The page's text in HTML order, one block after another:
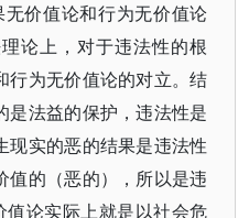
价值论和行为无价值论
论上，对于违法性的根
行为无价值论的对立。结
是法益的保护，违法性是
现实的恶的结果是违法性
值的（恶的），所以是违
论实际上就是以社会危